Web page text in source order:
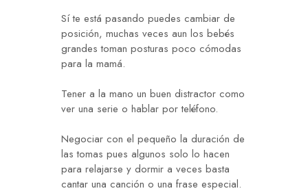
Sí te está pasando puedes cambiar de
posición, muchas veces aun los bebés
grandes toman posturas poco cómodas
para la mamá.
Tener a la mano un buen distractor como
ver una serie o hablar por teléfono.
Negociar con el pequeño la duración de
las tomas pues algunos solo lo hacen
para relajarse y dormir a veces basta
cantar una canción o una frase especial.